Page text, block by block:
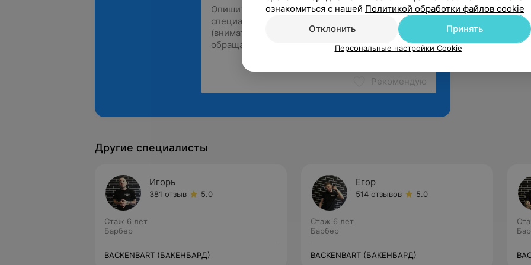
Рекомендую
Другие специалисты
Игорь
381 отзыв 5.0
Стаж 6 лет
Барбер
BACKENBART (БАКЕНБАРД)
Егор
514 отзывов 5.0
Стаж 6 лет
Барбер
BACKENBART (БАКЕНБАРД)
ознакомиться с нашей Политикой обработки файлов cookie
Отклонить
Принять
Персональные настройки Cookie